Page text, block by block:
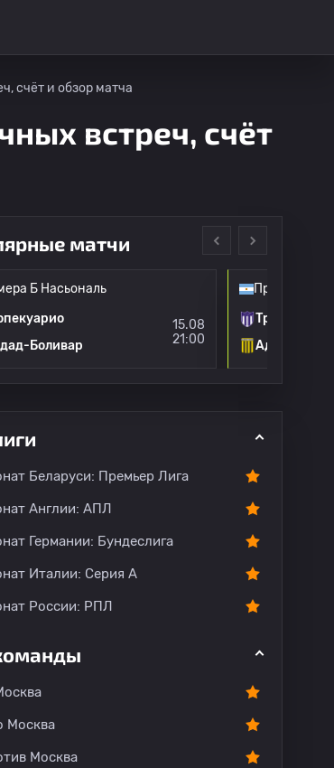
счёт и обзор матча
встреч, счёт
Комментарии
матчи
Б Насьональ
Боливар
15.08
21:00
Примера Б
Тристан
Адмирал
Беларуси: Премьер Лига
Англии: АПЛ
Германии: Бундеслига
Италии: Серия А
России: РПЛ
Москва
Москва